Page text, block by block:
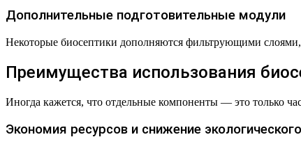
Дополнительные подготовительные модули
Некоторые биосептики дополняются фильтрующими
Преимущества использования
Иногда кажется, что отдельные компоненты — это только
Экономия ресурсов и снижение